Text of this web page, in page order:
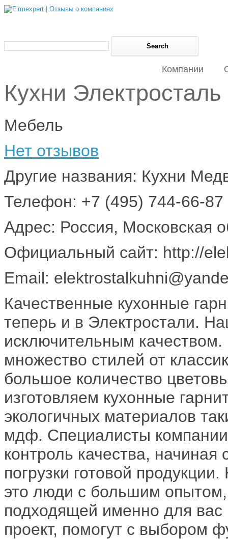
Компании
Кухни Электросталь
Мебель
Нет отзывов
Другие названия: Кухни
Телефон: +7 (495) 744-66-87
Адрес: Россия, Московская
Официальный сайт: http://
Email:
Качественные кухонные
теперь и в Электростали.
исключительным
множество стилей от
большое количество
изготовляем кухонные
экологичных материалов
мдф. Специалисты
контроль качества,
погрузки готовой
это люди с большим
подходящей именно для вас
проект, помогут с выбором